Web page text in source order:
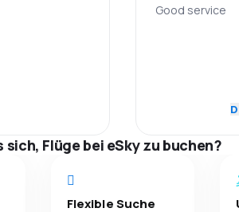
Good service
Reisekomfort
sich, Flüge bei eSky zu buchen?
Flexible Suche